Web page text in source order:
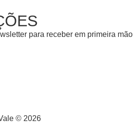
para receber em primeira mão
© 2026